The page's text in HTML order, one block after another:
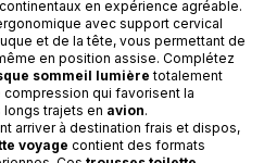
en expérience agréable.
avec support cervical
et de la tête, vous permettant de
en position assise. Complétez
sommeil lumière totalement
qui favorisent la
trajets en avion.
arriver à destination frais et dispos,
voyage contient des formats